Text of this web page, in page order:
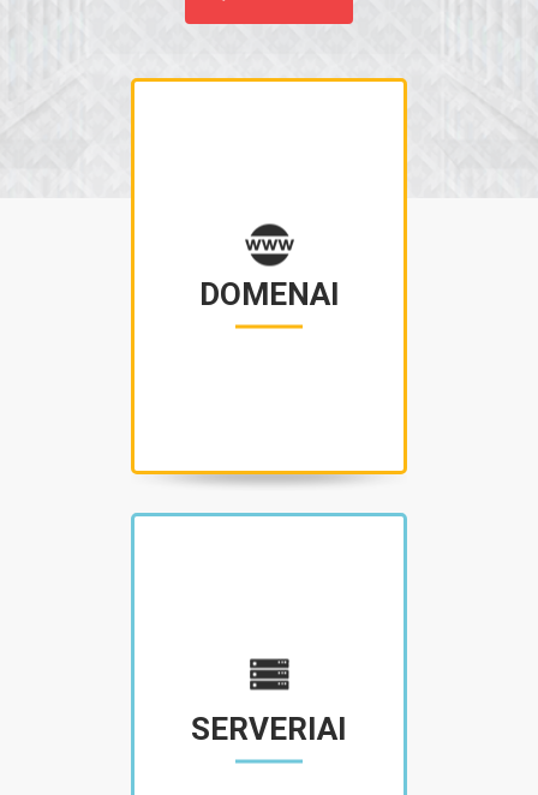
DOMENAI
SERVERIAI